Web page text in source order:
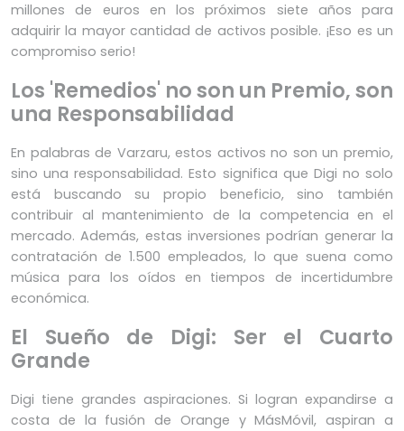
millones de euros en los próximos siete años para
adquirir la mayor cantidad de activos posible. ¡Eso es un
compromiso serio!
Los 'Remedios' no son un Premio, son
una Responsabilidad
En palabras de Varzaru, estos activos no son un premio,
sino una responsabilidad. Esto significa que Digi no solo
está buscando su propio beneficio, sino también
contribuir al mantenimiento de la competencia en el
mercado. Además, estas inversiones podrían generar la
contratación de 1.500 empleados, lo que suena como
música para los oídos en tiempos de incertidumbre
económica.
El Sueño de Digi: Ser el Cuarto
Grande
Digi tiene grandes aspiraciones. Si logran expandirse a
costa de la fusión de Orange y MásMóvil, aspiran a